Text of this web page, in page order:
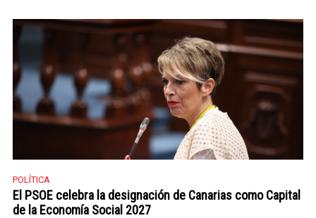
POLÍTICA
El PSOE celebra la designación de Canarias como Capital
de la Economía Social 2027